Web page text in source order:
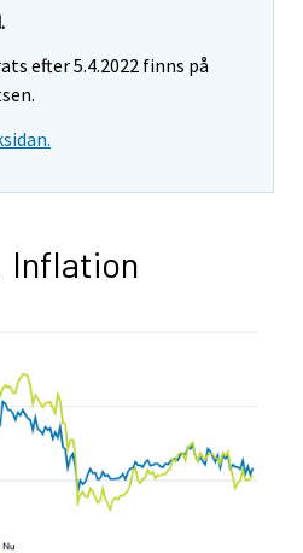
efter 5.4.2022 finns på
Inflation